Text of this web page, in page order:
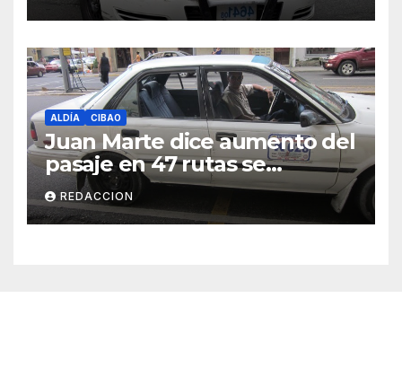
ALDÍA CIBAO
Juan Marte dice aumento del
pasaje en 47 rutas se
mantiene
REDACCION